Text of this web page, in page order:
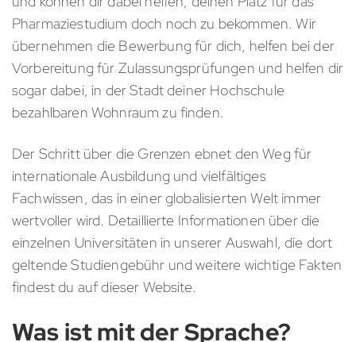
Pharmaziestudium doch noch zu bekommen. Wir
übernehmen die Bewerbung für dich, helfen bei der
Vorbereitung für Zulassungsprüfungen und helfen dir
sogar dabei, in der Stadt deiner Hochschule
bezahlbaren Wohnraum zu finden.
Der Schritt über die Grenzen ebnet den Weg für
internationale Ausbildung und vielfältiges
Fachwissen, das in einer globalisierten Welt immer
wertvoller wird. Detaillierte Informationen über die
einzelnen Universitäten in unserer Auswahl, die dort
geltende Studiengebühr und weitere wichtige Fakten
findest du auf dieser Website.
Was ist mit der Sprache?